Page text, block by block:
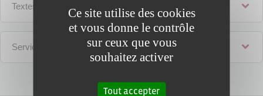
Textes de référence
Services en ligne et formulaires
Ce site utilise des cookies
et vous donne le contrôle
sur ceux que vous
souhaitez activer
Tout accepter